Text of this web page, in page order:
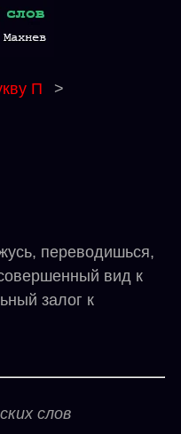
П >
переводишься,
вид к
залог к
слов